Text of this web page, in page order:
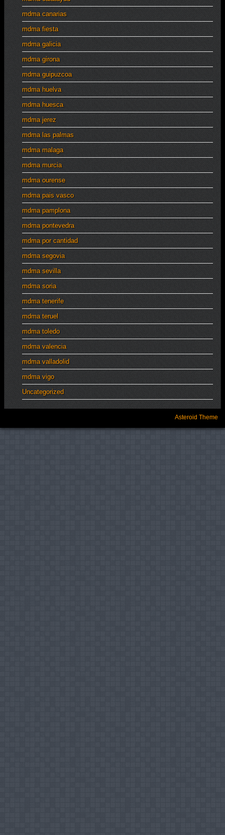
mdma canarias
mdma fiesta
mdma galicia
mdma girona
mdma guipuzcoa
mdma huelva
mdma huesca
mdma jerez
mdma las palmas
mdma malaga
mdma murcia
mdma ourense
mdma pais vasco
mdma pamplona
mdma pontevedra
mdma por cantidad
mdma segovia
mdma sevilla
mdma soria
mdma tenerife
mdma teruel
mdma toledo
mdma valencia
mdma valladolid
mdma vigo
Uncategorized
Asteroid Theme